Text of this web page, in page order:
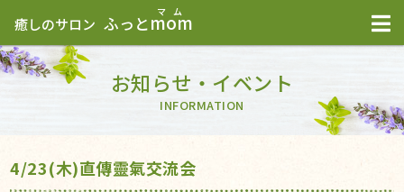
癒しのサロン ふっとmom
お知らせ・イベント
INFORMATION
4/23(木)直傳靈氣交流会